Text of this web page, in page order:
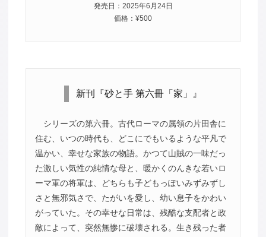
発売日：2025年6月24日
価格：¥500
新刊『砂と手 第六冊「家」』
シリーズの第六冊。古代ローマの属領の片田舎に
住む、いつの時代も、どこにでもいるような平凡で
温かい、幸せな家族の物語。かつて山賊の一味だっ
た激しい気性の純情な母と、暖かくのんきな若いロ
ーマ軍の将軍は、どちらも子どもっぽいみずみずし
さと無邪気さで、たがいを愛し、幼い息子をかわい
がっていた。その幸せな日常は、残酷な支配者と政
敵によって、突然無惨に破壊される。生き残った者